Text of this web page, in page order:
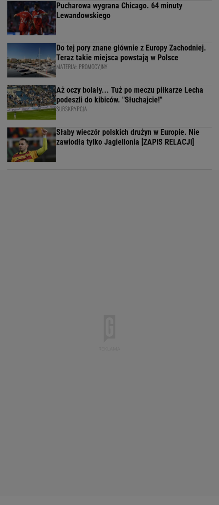
Pucharowa wygrana Chicago. 64 minuty
Lewandowskiego
Do tej pory znane głównie z Europy Zachodniej.
Teraz takie miejsca powstają w Polsce
MATERIAŁ PROMOCYJNY
Aż oczy bolały... Tuż po meczu piłkarze Lecha
podeszli do kibiców. "Słuchajcie!"
SUBSKRYPCJA
Słaby wieczór polskich drużyn w Europie. Nie
zawiodła tylko Jagiellonia [ZAPIS RELACJI]